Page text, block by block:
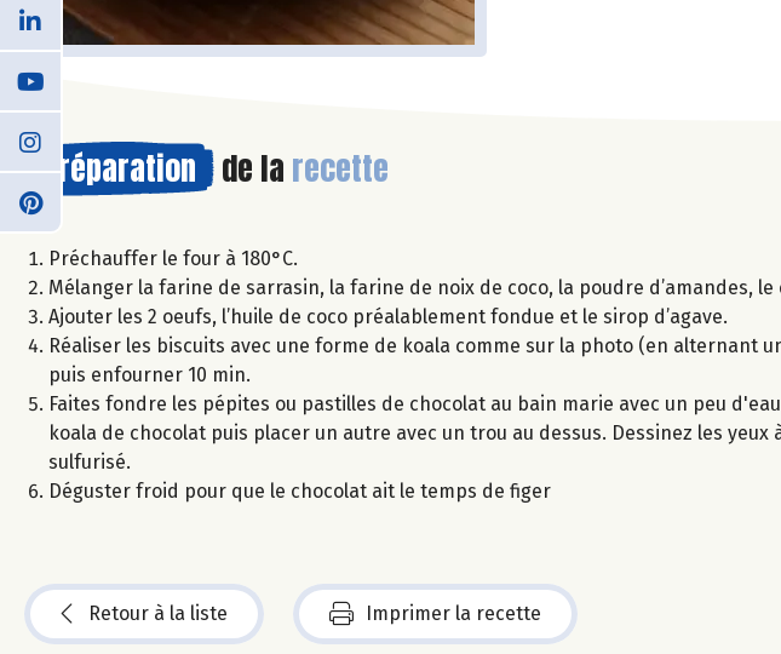
Préparation de la recette
Préchauffer le four à 180°C.
Mélanger la farine de sarrasin, la farine de noix de coco, la poudre d’amandes,
Ajouter les 2 oeufs, l’huile de coco préalablement fondue et le sirop d’agave.
Réaliser les biscuits avec une forme de koala comme sur la photo (en alternant
puis enfourner 10 min.
Faites fondre les pépites ou pastilles de chocolat au bain marie avec un peu
koala de chocolat puis placer un autre avec un trou au dessus. Dessinez les
sulfurisé.
Déguster froid pour que le chocolat ait le temps de figer
Retour à la liste Imprimer la recette